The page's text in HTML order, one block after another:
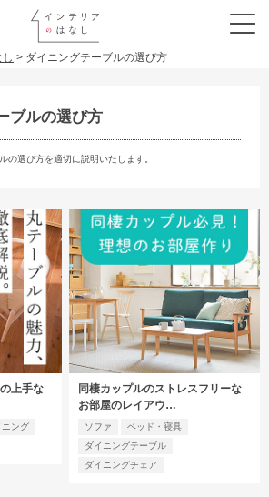
> ダイニングテーブルの選び方
ブルの選び方
の選び方を適切に説明いたします。
上手な
ニング
同棲カップルのストレスフリーな
お部屋のレイアウ…
ソファ
ベッド・寝具
ダイニングテーブル
ダイニングチェア